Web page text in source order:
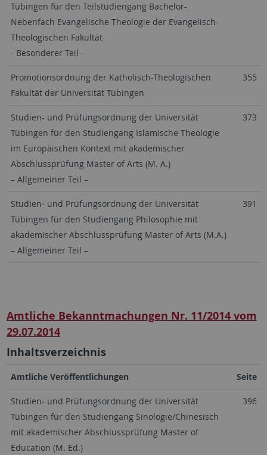
Tübingen für den Teilstudiengang Bachelor-
Nebenfach Evangelische Theologie der Evangelisch-
Theologischen Fakultät
- Besonderer Teil -
Promotionsordnung der Katholisch-Theologischen
Fakultät der Universität Tübingen
355
Studien- und Prüfungsordnung der Universität
Tübingen für den Studiengang Islamische Theologie
im Europäischen Kontext mit akademischer
Abschlussprüfung Master of Arts (M. A.)
– Allgemeiner Teil –
373
Studien- und Prüfungsordnung der Universität
Tübingen für den Studiengang Philosophie mit
akademischer Abschlussprüfung Master of Arts (M.A.)
– Allgemeiner Teil –
391
Amtliche Bekanntmachungen Nr. 11/2014 vom
29.07.2014
Inhaltsverzeichnis
Amtliche Veröffentlichungen Seite
Studien- und Prüfungsordnung der Universität
Tübingen für den Studiengang Sinologie/Chinesisch
mit akademischer Abschlussprüfung Master of
Education (M. Ed.)
396